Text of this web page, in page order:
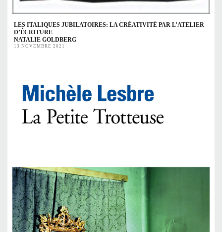
LES ITALIQUES JUBILATOIRES: LA CRÉATIVITÉ PAR L’ATELIER
D’ÉCRITURE
NATALIE GOLDBERG
13 NOVEMBRE 2021